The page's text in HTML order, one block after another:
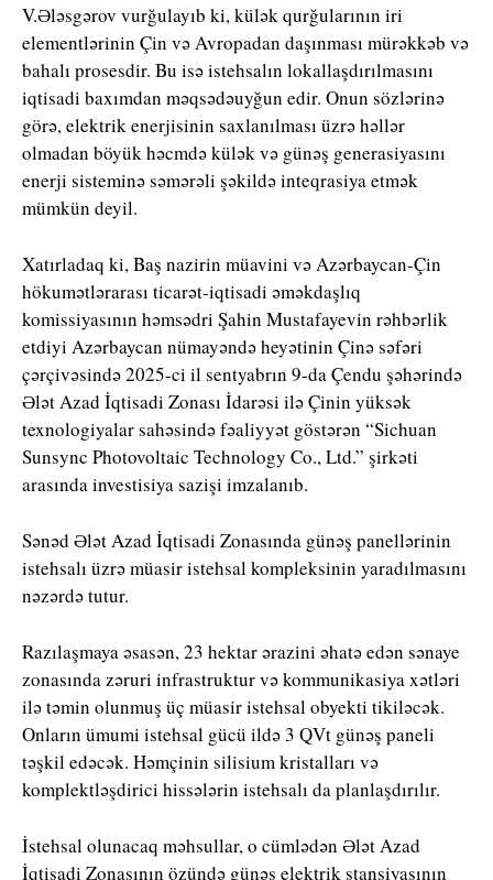
V.Ələsgərov vurğulayıb ki, külək qurğularının iri
elementlərinin Çin və Avropadan daşınması mürəkkəb və
bahalı prosesdir. Bu isə istehsalın lokallaşdırılmasını
iqtisadi baxımdan məqsədəuyğun edir. Onun sözlərinə
görə, elektrik enerjisinin saxlanılması üzrə həllər
olmadan böyük həcmdə külək və günəş generasiyasını
enerji sisteminə səmərəli şəkildə inteqrasiya etmək
mümkün deyil.
Xatırladaq ki, Baş nazirin müavini və Azərbaycan-Çin
hökumətlərarası ticarət-iqtisadi əməkdaşlıq
komissiyasının həmsədri Şahin Mustafayevin rəhbərlik
etdiyi Azərbaycan nümayəndə heyətinin Çinə səfəri
çərçivəsində 2025-ci il sentyabrın 9-da Çendu şəhərində
Ələt Azad İqtisadi Zonası İdarəsi ilə Çinin yüksək
texnologiyalar sahəsində fəaliyyət göstərən “Sichuan
Sunsync Photovoltaic Technology Co., Ltd.” şirkəti
arasında investisiya sazişi imzalanıb.
Sənəd Ələt Azad İqtisadi Zonasında günəş panellərinin
istehsalı üzrə müasir istehsal kompleksinin yaradılmasını
nəzərdə tutur.
Razılaşmaya əsasən, 23 hektar ərazini əhatə edən sənaye
zonasında zəruri infrastruktur və kommunikasiya xətləri
ilə təmin olunmuş üç müasir istehsal obyekti tikiləcək.
Onların ümumi istehsal gücü ildə 3 QVt günəş paneli
təşkil edəcək. Həmçinin silisium kristalları və
komplektləşdirici hissələrin istehsalı da planlaşdırılır.
İstehsal olunacaq məhsullar, o cümlədən Ələt Azad
İqtisadi Zonasının özündə günəş elektrik stansiyasının